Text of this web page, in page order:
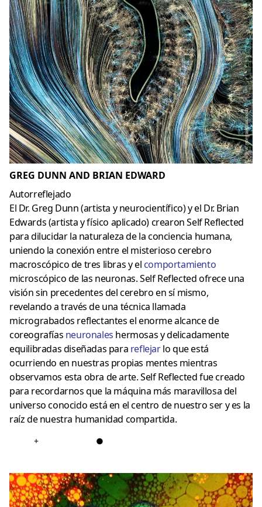
GREG DUNN AND BRIAN EDWARD
Autorreflejado
El Dr. Greg Dunn (artista y neurocientífico) y el Dr. Brian
Edwards (artista y físico aplicado) crearon Self Reflected
para dilucidar la naturaleza de la conciencia humana,
uniendo la conexión entre el misterioso cerebro
macroscópico de tres libras y el comportamiento
microscópico de las neuronas. Self Reflected ofrece una
visión sin precedentes del cerebro en sí mismo,
revelando a través de una técnica llamada
micrograbados reflectantes el enorme alcance de
coreografías neuronales hermosas y delicadamente
equilibradas diseñadas para reflejarlo que está
ocurriendo en nuestras propias mentes mientras
observamos esta obra de arte. Self Reflected fue creado
para recordarnos que la máquina más maravillosa del
universo conocido está en el centro de nuestro ser y es la
raíz de nuestra humanidad compartida.
+ ●